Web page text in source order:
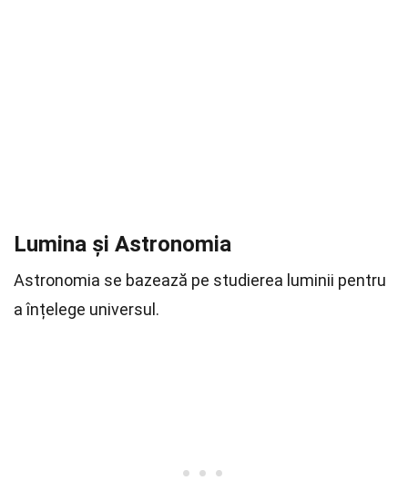
Lumina și Astronomia
Astronomia se bazează pe studierea luminii pentru
a înțelege universul.